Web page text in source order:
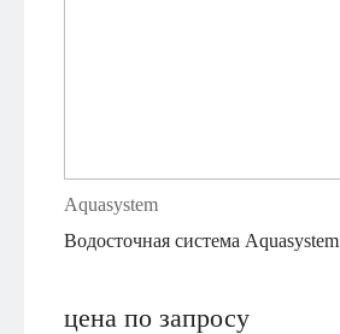
Aquasystem
Водосточная система Aquasystem
цена по запросу